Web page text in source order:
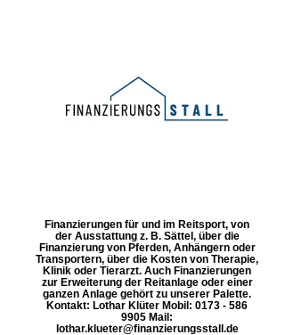
Finanzierungen für und im Reitsport, von
der Ausstattung z. B. Sättel, über die
Finanzierung von Pferden, Anhängern oder
Transportern, über die Kosten von Therapie,
Klinik oder Tierarzt. Auch Finanzierungen
zur Erweiterung der Reitanlage oder einer
ganzen Anlage gehört zu unserer Palette.
Kontakt: Lothar Klüter Mobil: 0173 - 586
9905 Mail:
lothar.klueter@finanzierungsstall.de